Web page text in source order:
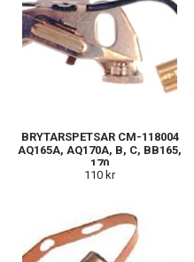
BRYTARSPETSAR CM-118004
AQ165A, AQ170A, B, C, BB165,
170
110 kr